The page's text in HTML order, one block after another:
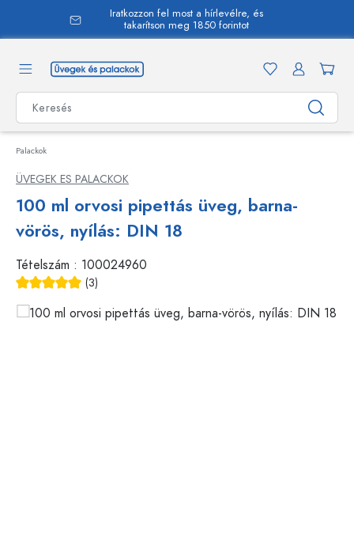
Iratkozzon fel most a hírlevélre, és
takarítson meg 1850 forintot
Palackok
ÜVEGEK ES PALACKOK
100 ml orvosi pipettás üveg, barna-
vörös, nyílás: DIN 18
Tételszám : 100024960
(3)